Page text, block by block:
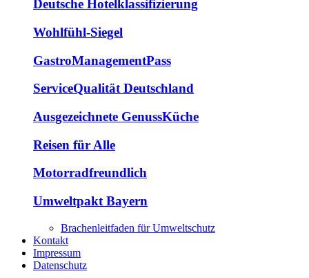
Deutsche Hotelklassifizierung
Wohlfühl-Siegel
GastroManagementPass
ServiceQualität Deutschland
Ausgezeichnete GenussKüche
Reisen für Alle
Motorradfreundlich
Umweltpakt Bayern
Brachenleitfaden für Umweltschutz
Kontakt
Impressum
Datenschutz